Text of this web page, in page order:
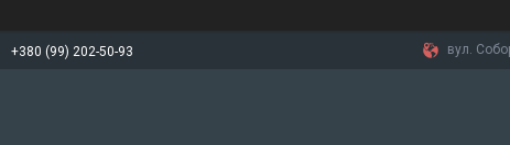
+380 (99) 202-50-93 вул.